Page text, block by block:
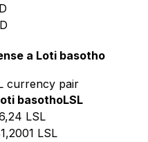
a Loti basotho
currency pair
basothoLSL
LSL
LSL